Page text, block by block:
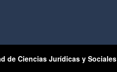
de Ciencias Jurídicas y Sociales